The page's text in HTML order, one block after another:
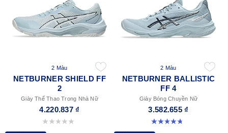
2 Màu
NETBURNER SHIELD FF
2
Giày Thể Thao Trong Nhà Nữ
4.220.837 ₫
0.0 trong số 5 sao.
2 Màu
NETBURNER BALLISTIC
FF 4
Giày Bóng Chuyền Nữ
3.582.655 ₫
4.7 trong số 5 sao. 11 đánh giá